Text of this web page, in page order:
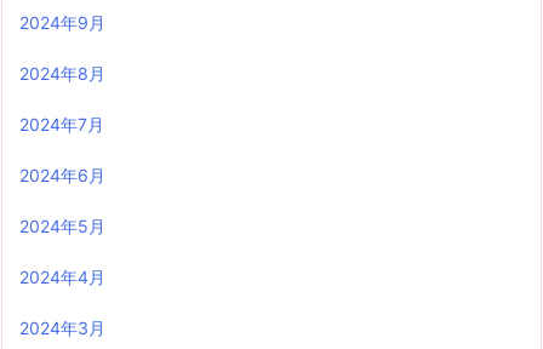
2024年9月
2024年8月
2024年7月
2024年6月
2024年5月
2024年4月
2024年3月